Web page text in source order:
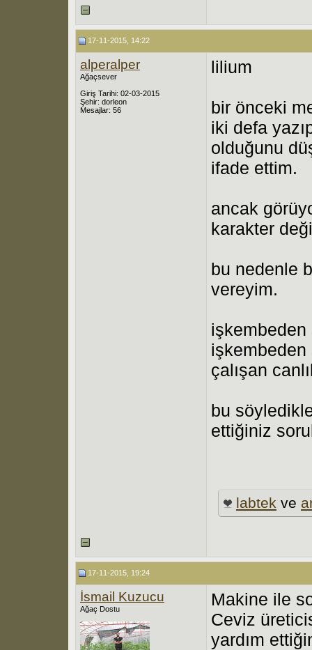
17-11-2015, 14:22
alperalper
Ağaçsever
Giriş Tarihi: 02-03-2015
Şehir: dorleon
Mesajlar: 56
lilium
bir önceki
iki defa
olduğunu
ifade ettim.
ancak
karakter
bu nedenle
vereyim.
çalışan
bu
ettiğiniz
labtek ve
17-11-2015, 19:24
İsmail Kuzucu
Ağaç Dostu
Makine ile
Ceviz
yardım